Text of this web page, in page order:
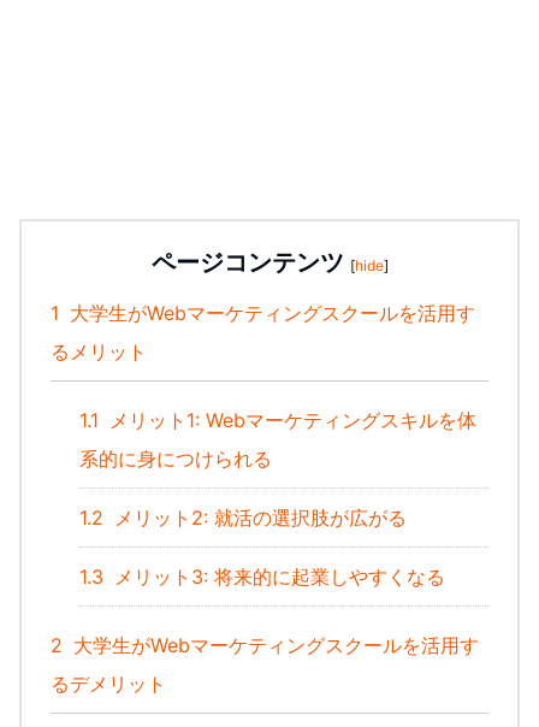
ページコンテンツ [hide]
1 大学生がWebマーケティングスクールを活用す
るメリット
1.1
メリット1: Webマーケティングスキルを体
系的に身につけられる
1.2 メリット2: 就活の選択肢が広がる
1.3 メリット3: 将来的に起業しやすくなる
2 大学生がWebマーケティングスクールを活用す
るデメリット